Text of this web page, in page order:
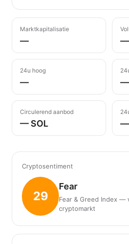
Marktkapitalisatie
— —
24u hoog
— —
Circulerend aanbod
— SOL —
Cryptosentiment
29
Fear
Fear & Greed Index —
cryptomarkt